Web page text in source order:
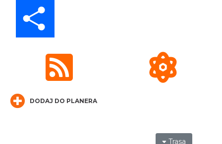
LORD OF THE DANCE - 30th Anniversary
Tour
Katowice
DODAJ DO PLANERA
Trasa